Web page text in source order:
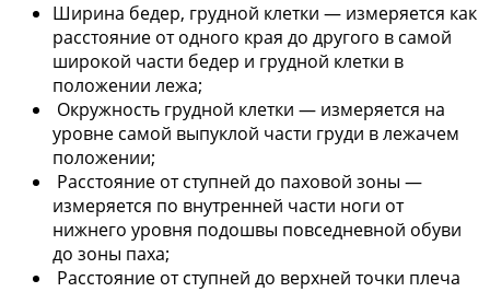
Ширина бедер, грудной клетки — измеряется как
расстояние от одного края до другого в самой
широкой части бедер и грудной клетки в
положении лежа;
Окружность грудной клетки — измеряется на
уровне самой выпуклой части груди в лежачем
положении;
Расстояние от ступней до паховой зоны —
измеряется по внутренней части ноги от
нижнего уровня подошвы повседневной обуви
до зоны паха;
Расстояние от ступней до верхней точки плеча